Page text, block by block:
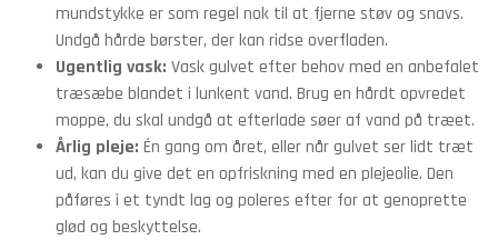
mundstykke er som regel nok til at fjerne støv og snavs.
Undgå hårde børster, der kan ridse overfladen.
Ugentlig vask: Vask gulvet efter behov med en anbefalet
træsæbe blandet i lunkent vand. Brug en hårdt opvredet
moppe, du skal undgå at efterlade søer af vand på træet.
Årlig pleje: Én gang om året, eller når gulvet ser lidt træt
ud, kan du give det en opfriskning med en plejeolie. Den
påføres i et tyndt lag og poleres efter for at genoprette
glød og beskyttelse.